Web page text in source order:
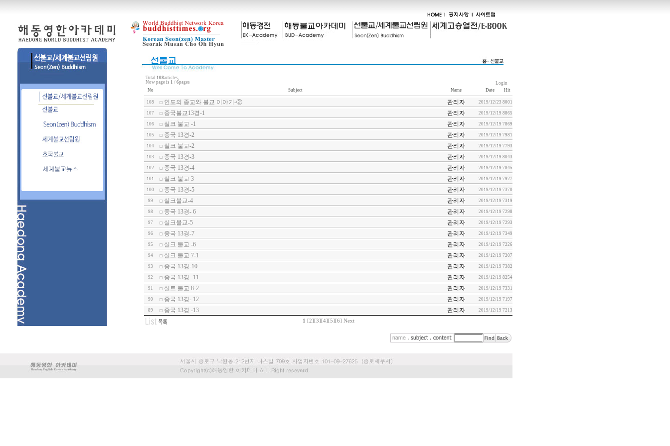
Total 108articles,
Now page is 1 / 6pages
Login
No
Subject Name Date Hit
108 인도의 종교와 불교 이야기-② 관리자 2019/12/23 8001
107 중국불교13경-1 관리자 2019/12/19 8865
106 실크 불교 -1 관리자 2019/12/19 7869
105 중국 13경-2 관리자 2019/12/19 7981
104 실크 불교-2 관리자 2019/12/19 7793
103 중국 13경-3 관리자 2019/12/19 8043
102 중국 13경-4 관리자 2019/12/19 7845
101 실크 불교 3 관리자 2019/12/19 7927
100 중국 13경-5 관리자 2019/12/19 7370
99 실크불교-4 관리자 2019/12/19 7319
98 중국 13경- 6 관리자 2019/12/19 7298
97 실크불교-5 관리자 2019/12/19 7293
96 중국 13경-7 관리자 2019/12/19 7349
95 실크 불교 -6 관리자 2019/12/19 7226
94 실크 불교 7-1 관리자 2019/12/19 7207
93 중국 13경-10 관리자 2019/12/19 7382
92 중국 13경 -11 관리자 2019/12/19 8254
91 실트 불교 8-2 관리자 2019/12/19 7331
90 중국 13경- 12 관리자 2019/12/19 7197
89 중국 13경 -13 관리자 2019/12/19 7213
1 [2] [3] [4] [5] [6] Next